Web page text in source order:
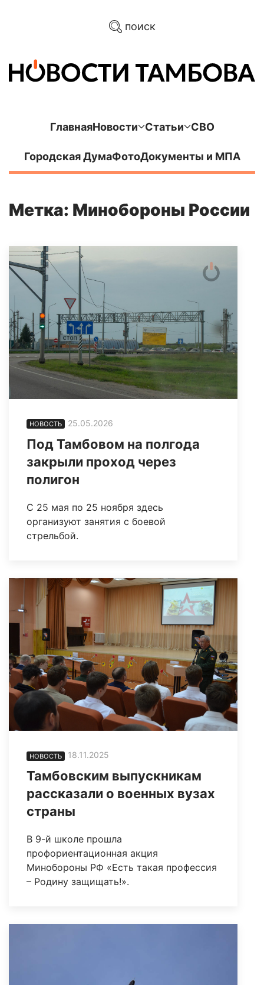
поиск
ГлавнаяНовости Статьи СВО
Городская ДумаФотоДокументы и МПА
Метка: Минобороны России
НОВОСТЬ 25.05.2026
Под Тамбовом на полгода
закрыли проход через
полигон
С 25 мая по 25 ноября здесь
организуют занятия с боевой
стрельбой.
НОВОСТЬ 18.11.2025
Тамбовским выпускникам
рассказали о военных вузах
страны
В 9-й школе прошла
профориентационная акция
Минобороны РФ «Есть такая профессия
– Родину защищать!».